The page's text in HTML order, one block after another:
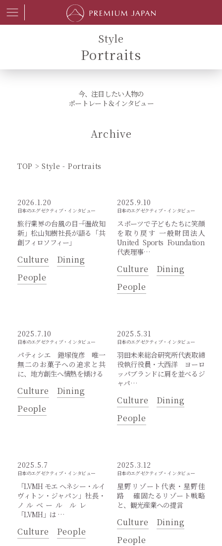
Style
Portraits
今、注目したい人物の
ポートレート＆インタビュー
Archive
TOP Style - Portraits
2026.1.20
日本のエグゼクティブ・インタビュー
旅行業界の台風の目――「温故知
新」松山知樹社長が語る「共
創フィロソフィー」
Culture
Dining
People
2025.9.10
日本のエグゼクティブ・インタビュー
スポーツで子どもたちに笑顔
を取り戻す 一般財団法人
United Sports Foundation
代表理事…
Culture
Dining
People
2025.7.10
日本のエグゼクティブ・インタビュー
パティシエ 鎧塚俊彦 唯一
無二のお菓子への追求と共
に、地方創生へ情熱を傾ける
Culture
Dining
People
2025.5.31
日本のエグゼクティブ・インタビュー
羽田未来総合研究所代表取締
役執行役員・大西洋 ヨーロ
ッパブランドに肩を並べるジ
ャパ…
Culture
Dining
People
2025.5.7
日本のエグゼクティブ・インタビュー
「LVMH モエ ヘネシー・ルイ
ヴィトン・ジャパン」社長・
ノルベール ルレ
「LVMH」は …
Culture People
2025.3.12
日本のエグゼクティブ・インタビュー
星野リゾート代表・星野佳
路 確固たるリゾート戦略
と、観光産業への提言
Culture
Dining
People